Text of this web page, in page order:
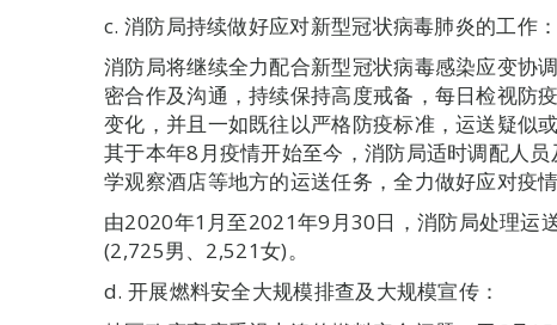
c. 消防局持续做好应对新型冠状病毒肺炎的工作：
消防局将继续全力配合新型冠状病毒感染应变协
密合作及沟通，持续保持高度戒备，每日检视防
变化，并且一如既往以严格防疫标准，运送疑似
其于本年8月疫情开始至今，消防局适时调配人
学观察酒店等地方的运送任务，全力做好应对疫情
由2020年1月至2021年9月30日，消防局处理运
(2,725男、2,521女)。
d. 开展燃料安全大规模排查及大规模宣传：